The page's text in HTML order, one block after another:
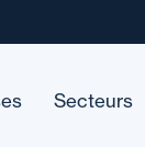
Secteurs